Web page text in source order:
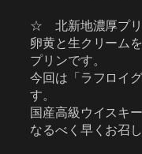
☆ 北新地濃厚プ
卵黄と生クリーム
プリンです。
今回は「ラフロイ
す。
国産高級ウイスキ
なるべく早くお召